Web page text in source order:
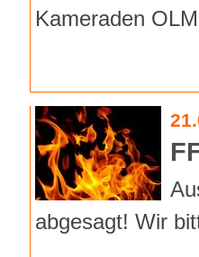
Kameraden
abgesagt! Wir